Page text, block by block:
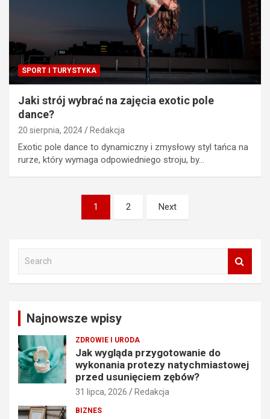
SPORT I TURYSTYKA
Jaki strój wybrać na zajęcia exotic pole
dance?
20 sierpnia, 2024 Redakcja
Exotic pole dance to dynamiczny i zmysłowy styl tańca na
rurze, który wymaga odpowiedniego stroju, by…
Stronicowanie
1 2 Next
Najnowsze wpisy
ZDROWIE I URODA
Jak wygląda przygotowanie do
wykonania protezy natychmiastowej
przed usunięciem zębów?
31 lipca, 2026 Redakcja
BIZNES